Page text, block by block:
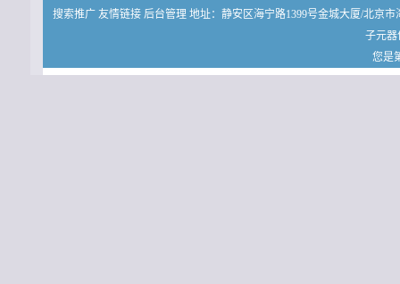
搜索推广 友情链接 后台管理 地址：静安区海宁路1399号金城大厦/北京
子元器
您是